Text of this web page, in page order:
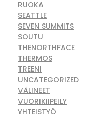
RUOKA
SEATTLE
SEVEN SUMMITS
SOUTU
THENORTHFACE
THERMOS
TREENI
UNCATEGORIZED
VÄLINEET
VUORIKIIPEILY
YHTEISTYÖ